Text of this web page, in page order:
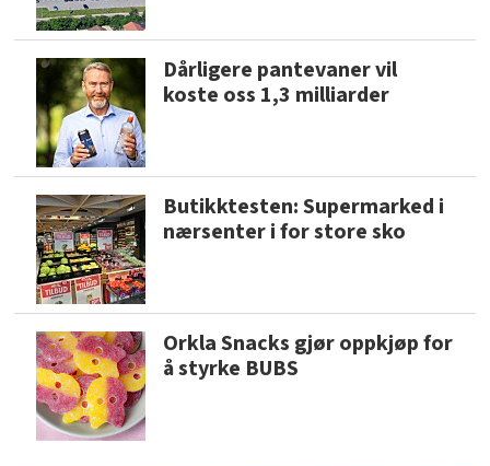
Dårligere pantevaner vil
koste oss 1,3 milliarder
Butikktesten: Supermarked i
nærsenter i for store sko
Orkla Snacks gjør oppkjøp for
å styrke BUBS